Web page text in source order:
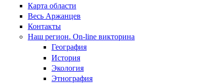
Карта области
Весь Аржанцев
Контакты
Наш регион. On-line викторина
География
История
Экология
Этнография